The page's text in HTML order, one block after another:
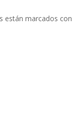
están marcados con